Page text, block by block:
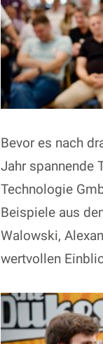
Bevor es nach
Jahr spannende
Technologie
Beispiele aus
Walowski,
wertvollen